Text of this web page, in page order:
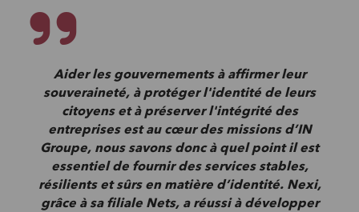
Aider les gouvernements à affirmer leur
souveraineté, à protéger l'identité de leurs
citoyens et à préserver l'intégrité des
entreprises est au cœur des missions d’IN
Groupe, nous savons donc à quel point il est
essentiel de fournir des services stables,
résilients et sûrs en matière d’identité. Nexi,
grâce à sa filiale Nets, a réussi à développer